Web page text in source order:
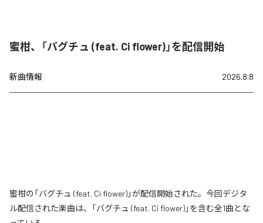
蜜柑、「バグチュ (feat. Ci flower)」を配信開始
新曲情報 2026.8.8
蜜柑の「バグチュ (feat. Ci flower)」が配信開始された。今回デジタ
ル配信された楽曲は、「バグチュ (feat. Ci flower)」を含む全1曲とな